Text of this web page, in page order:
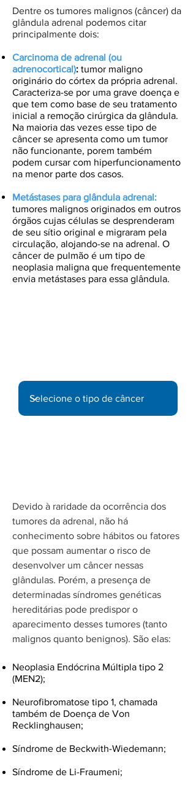
Dentre os tumores malignos (câncer) da
glândula adrenal podemos citar
principalmente dois:
Carcinoma de adrenal (ou
adrenocortical): tumor maligno
originário do córtex da própria adrenal.
Caracteriza-se por uma grave doença e
que tem como base de seu tratamento
inicial a remoção cirúrgica da glândula.
Na maioria das vezes esse tipo de
câncer se apresenta como um tumor
não funcionante, porem também
podem cursar com hiperfuncionamento
na menor parte dos casos.
Metástases para glândula adrenal:
tumores malignos originados em outros
órgãos cujas células se desprenderam
de seu sítio original e migraram pela
circulação, alojando-se na adrenal. O
câncer de pulmão é um tipo de
neoplasia maligna que frequentemente
envia metástases para essa glândula.
Devido à raridade da ocorrência dos
tumores da adrenal, não há
conhecimento sobre hábitos ou fatores
que possam aumentar o risco de
desenvolver um câncer nessas
glândulas. Porém, a presença de
determinadas síndromes genéticas
hereditárias pode predispor o
aparecimento desses tumores (tanto
malignos quanto benignos). São elas:
Neoplasia Endócrina Múltipla tipo 2
(MEN2);
Neurofibromatose tipo 1, chamada
também de Doença de Von
Recklinghausen;
Síndrome de Beckwith-Wiedemann;
Síndrome de Li-Fraumeni;